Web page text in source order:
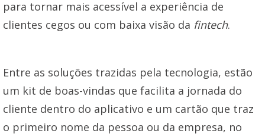
para tornar mais acessível a experiência de
clientes cegos ou com baixa visão da fintech.
Entre as soluções trazidas pela tecnologia, estão
um kit de boas-vindas que facilita a jornada do
cliente dentro do aplicativo e um cartão que traz
o primeiro nome da pessoa ou da empresa, no